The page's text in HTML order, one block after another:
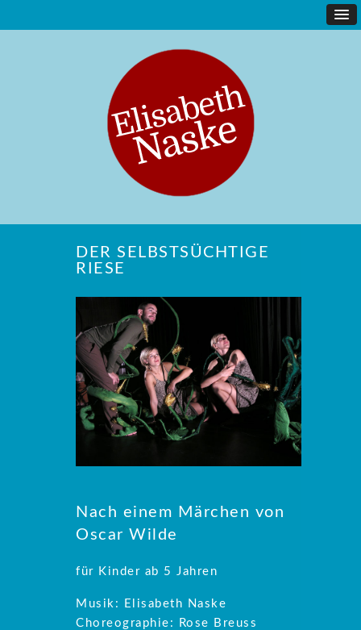
DER SELBSTSÜCHTIGE
RIESE
Nach einem Märchen von
Oscar Wilde
für Kinder ab 5 Jahren
Musik: Elisabeth Naske
Choreographie: Rose Breuss